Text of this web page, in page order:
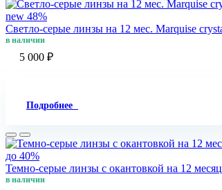
new 48%
Светло-серые линзы на 12 мес. Marquise
в наличии
5 000 ₽
Подробнее
до 40%
Темно-серые линзы с окантовкой на 12
в наличии